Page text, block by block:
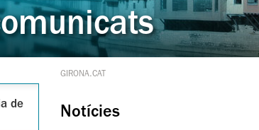
de
GIRONA.CAT
Notícies